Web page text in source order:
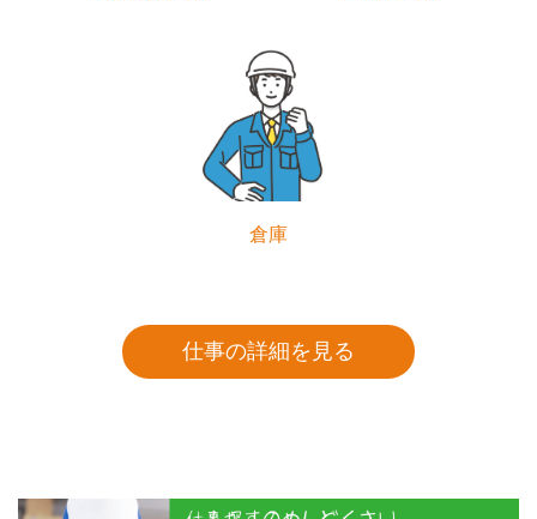
倉庫
仕事の詳細を見る